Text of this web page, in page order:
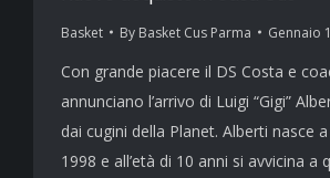
Basket By Basket Cus Parma Gennaio
Con grande piacere il DS Costa e
annunciano l’arrivo di Luigi “Gigi”
dai cugini della Planet. Alberti nasce
1998 e all’età di 10 anni si avvicina a